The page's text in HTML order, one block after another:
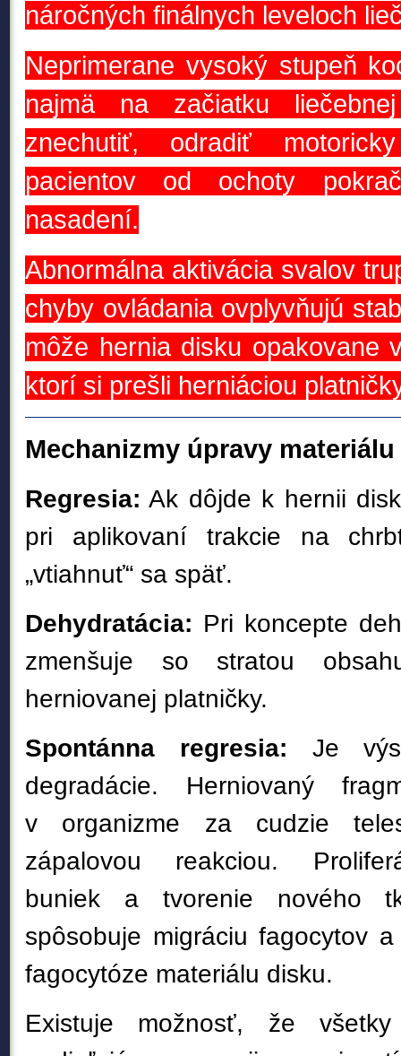
náročných finálnych leveloch
Neprimerane vysoký stupeň
najmä na začiatku
znechutiť, odradiť
pacientov od ochoty
nasadení.
Abnormálna aktivácia svalov
chyby ovládania ovplyvňujú
môže hernia disku opakovane
ktorí si prešli herniáciou
Mechanizmy úpravy
Regresia: Ak dôjde k hernii
pri aplikovaní trakcie na
„vtiahnuť“ sa späť.
Dehydratácia: Pri koncepte
zmenšuje so stratou
herniovanej platničky.
Spontánna regresia: Je
degradácie. Herniovaný
v organizme za cudzie
zápalovou reakciou.
buniek a tvorenie nového
spôsobuje migráciu fagocytov
fagocytóze materiálu disku.
Existuje možnosť, že